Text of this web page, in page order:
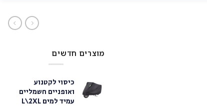
מוצרים חדשים
כיסוי לקטנוע
ואופניים חשמליים
עמיד למים L\2XL